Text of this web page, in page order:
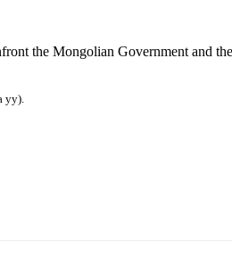
the Mongolian Government and
уу).